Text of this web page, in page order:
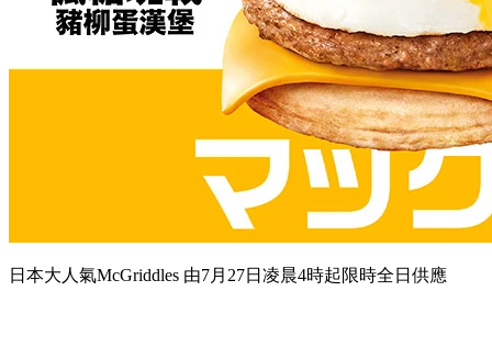
日本大人氣McGriddles 由7月27日凌晨4時起限時全日供應